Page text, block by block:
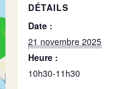
DÉTAILS
Date :
21 novembre 2025
Heure :
10h30-11h30